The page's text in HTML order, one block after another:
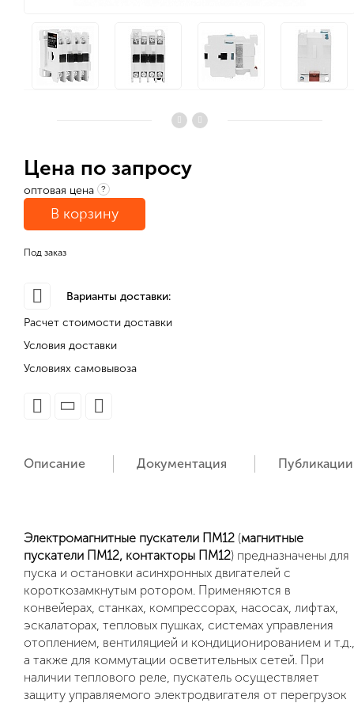
Цена по запросу
оптовая цена ?
В корзину
Под заказ
Варианты доставки:
Расчет стоимости доставки
Условия доставки
Условиях самовывоза
Описание Документация Публикации
Электромагнитные пускатели ПМ12 (магнитные
пускатели ПМ12, контакторы ПМ12) предназначены для
пуска и остановки асинхронных двигателей с
короткозамкнутым ротором. Применяются в
конвейерах, станках, компрессорах, насосах, лифтах,
эскалаторах, тепловых пушках, системах управления
отоплением, вентиляцией и кондиционированием и т.д.,
а также для коммутации осветительных сетей. При
наличии теплового реле, пускатель осуществляет
защиту управляемого электродвигателя от перегрузок